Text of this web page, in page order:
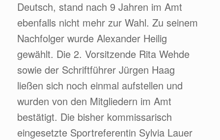
Deutsch, stand nach 9 Jahren im Amt
ebenfalls nicht mehr zur Wahl. Zu seinem
Nachfolger wurde Alexander Heilig
gewählt. Die 2. Vorsitzende Rita Wehde
sowie der Schriftführer Jürgen Haag
ließen sich noch einmal aufstellen und
wurden von den Mitgliedern im Amt
bestätigt. Die bisher kommissarisch
eingesetzte Sportreferentin Sylvia Lauer